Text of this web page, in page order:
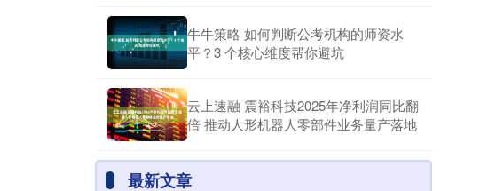
牛牛策略 如何判断公考机构的师资水
平？3 个核心维度帮你避坑
云上速融 震裕科技2025年净利润同比翻
倍 推动人形机器人零部件业务量产落地
最新文章